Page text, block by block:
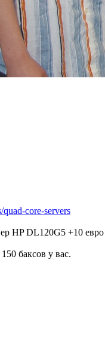
core-servers
HP DL120G5 +10 евро
баксов у вас.